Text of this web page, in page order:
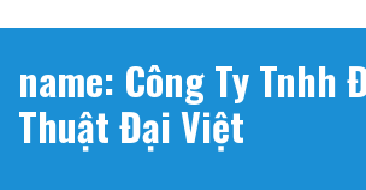
name: Công Ty Tnhh
Thuật Đại Việt